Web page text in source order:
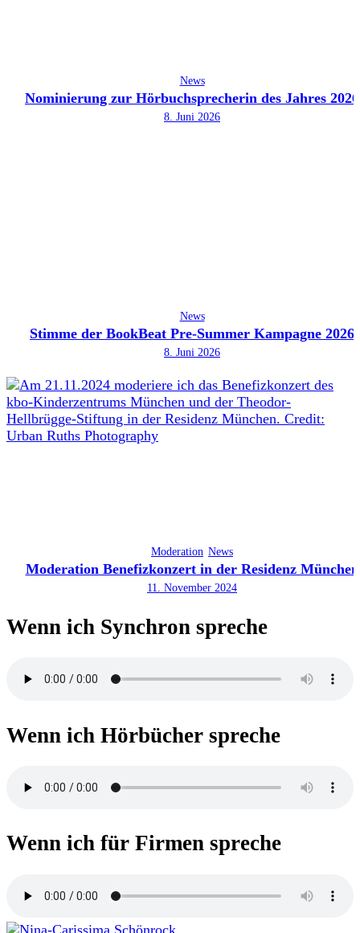
News
Nominierung zur Hörbuchsprecherin des Jahres 2026
8. Juni 2026
News
Stimme der BookBeat Pre-Summer Kampagne 2026
8. Juni 2026
Moderation News
Moderation Benefizkonzert in der Residenz München
11. November 2024
Wenn ich Synchron spreche
Wenn ich Hörbücher spreche
Wenn ich für Firmen spreche